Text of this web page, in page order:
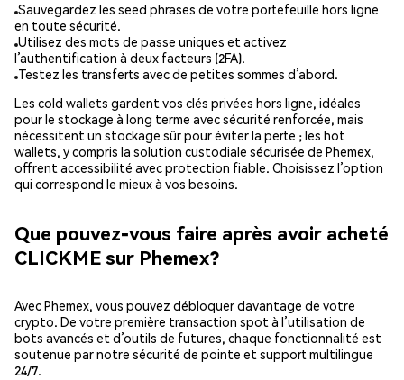
Sauvegardez les seed phrases de votre portefeuille hors ligne
en toute sécurité.
Utilisez des mots de passe uniques et activez
l’authentification à deux facteurs (2FA).
Testez les transferts avec de petites sommes d’abord.
Les cold wallets gardent vos clés privées hors ligne, idéales
pour le stockage à long terme avec sécurité renforcée, mais
nécessitent un stockage sûr pour éviter la perte ; les hot
wallets, y compris la solution custodiale sécurisée de Phemex,
offrent accessibilité avec protection fiable. Choisissez l’option
qui correspond le mieux à vos besoins.
Que pouvez-vous faire après avoir acheté
CLICKME sur Phemex?
Avec Phemex, vous pouvez débloquer davantage de votre
crypto. De votre première transaction spot à l’utilisation de
bots avancés et d’outils de futures, chaque fonctionnalité est
soutenue par notre sécurité de pointe et support multilingue
24/7.